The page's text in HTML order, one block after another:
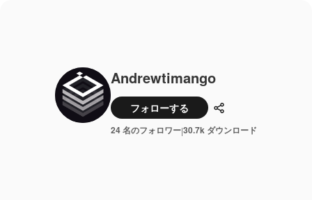
Andrewtimango
フォローする 共有
24 名のフォロワー|30.7k ダウンロード